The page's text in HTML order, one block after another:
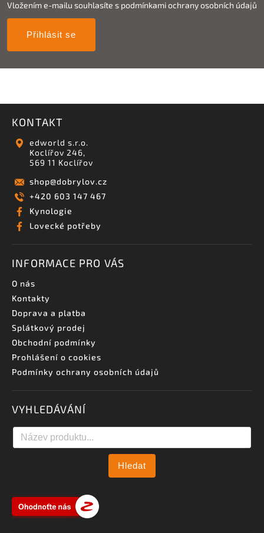
Vložením e-mailu souhlasíte s podmínkami ochrany osobních údajů
Přihlásit se
KONTAKT
edworld s.r.o.
Koclířov 246,
569 11 Koclířov
shop@dobrylov.cz
+420 603 147 467
Kynologie
Lovecké potřeby
INFORMACE PRO VÁS
O nás
Kontakty
Doprava a platba
Splátkový prodej
Obchodní podmínky
Prohlášení o cookies
Podmínky ochrany osobních údajů
VYHLEDÁVÁNÍ
Hledat